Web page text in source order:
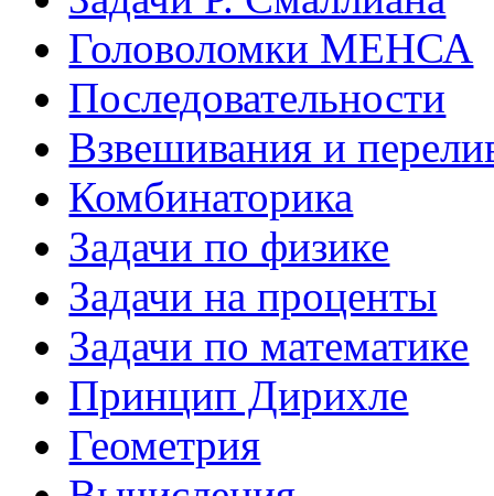
Головоломки МЕНСА
Последовательности
Взвешивания и
Комбинаторика
Задачи по физике
Задачи на проценты
Задачи по математике
Принцип Дирихле
Геометрия